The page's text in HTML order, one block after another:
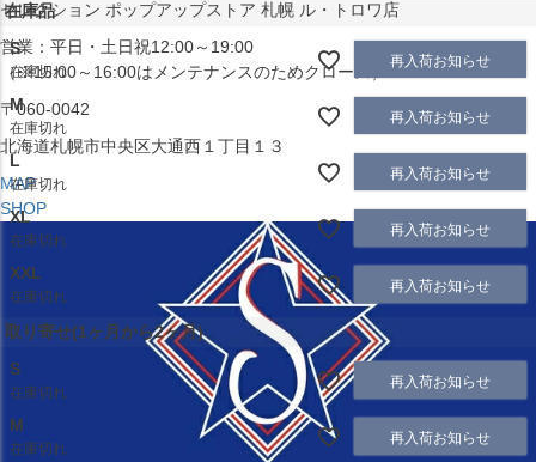
セレクション ポップアップストア 札幌 ル・トロワ店
営業：平日・土日祝12:00～19:00
（※15:00～16:00はメンテナンスのためクローズ）
〒060-0042
北海道札幌市中央区大通西１丁目１３
MAP
SHOP
在庫品
S
在庫切れ
再入荷お知らせ
M
在庫切れ
再入荷お知らせ
L
在庫切れ
再入荷お知らせ
XL
在庫切れ
再入荷お知らせ
XXL
在庫切れ
再入荷お知らせ
取り寄せ(1ヶ月から2ヶ月)
S
在庫切れ
再入荷お知らせ
M
在庫切れ
再入荷お知らせ